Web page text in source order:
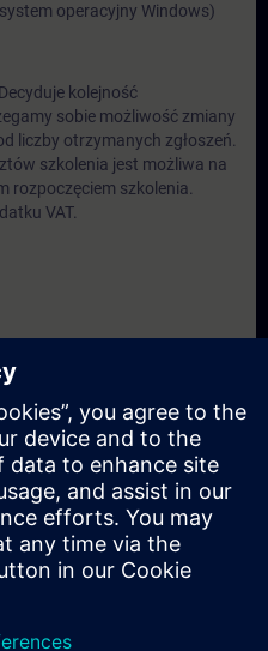
operacyjny Windows)
kolejność
sobie możliwość zmiany
liczby otrzymanych zgłoszeń.
szkolenia jest możliwa na
rozpoczęciem szkolenia.
VAT.
så får du beskjed når nye